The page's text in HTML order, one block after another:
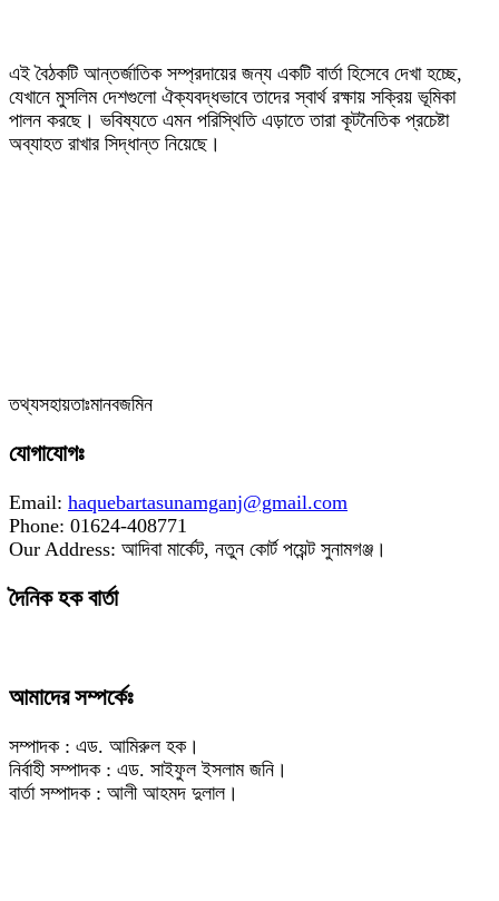
‎এই বৈঠকটি আন্তর্জাতিক সম্প্রদায়ের জন্য একটি বার্তা হিসেবে দেখা হচ্ছে,
যেখানে মুসলিম দেশগুলো ঐক্যবদ্ধভাবে তাদের স্বার্থ রক্ষায় সক্রিয় ভূমিকা
পালন করছে। ভবিষ্যতে এমন পরিস্থিতি এড়াতে তারা কূটনৈতিক প্রচেষ্টা
অব্যাহত রাখার সিদ্ধান্ত নিয়েছে।
‎তথ্যসহায়তাঃমানবজমিন
যোগাযোগঃ
Email: haquebartasunamganj@gmail.com
Phone: 01624-408771
Our Address: আদিবা মার্কেট, নতুন কোর্ট পয়েন্ট সুনামগঞ্জ।
দৈনিক হক বার্তা
আমাদের সম্পর্কেঃ
সম্পাদক : এড. আমিরুল হক।
নির্বাহী সম্পাদক : এড. সাইফুল ইসলাম জনি।
বার্তা সম্পাদক : আলী আহমদ দুলাল।